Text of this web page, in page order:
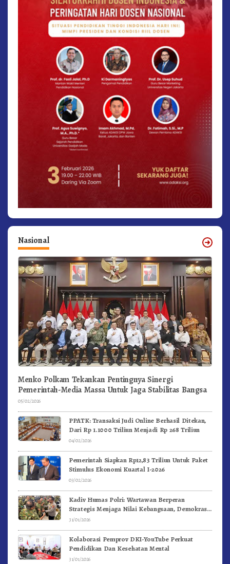
Nasional
Menko Polkam Tekankan Pentingnya Sinergi
Pemerintah-Media Massa Untuk Jaga Stabilitas Bangsa
05/02/2026
PPATK: Transaksi Judi Online Berhasil Ditekan,
Dari Rp 1.1000 Triliun Menjadi Rp 268 Triliun
04/02/2026
Pemerintah Siapkan Rp12,83 Triliun Untuk Paket
Stimulus Ekonomi Kuartal I-2026
03/02/2026
Kadiv Humas Polri: Wartawan Berperan
Strategis Menjaga Nilai Kebangsaan, Demokrasi,
dan NKRI
31/01/2026
Kolaborasi Pemprov DKI-YouTube Perkuat
Pendidikan Dan Kesehatan Mental
31/01/2026